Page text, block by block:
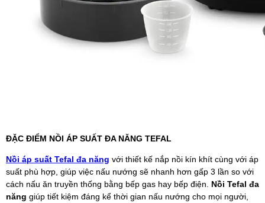
ĐẶC ĐIỂM NỒI ÁP SUẤT ĐA NĂNG TEFAL
Nồi áp suất Tefal đa năng với thiết kế nắp nồi kín khít cùng với áp
suất phù hợp, giúp việc nấu nướng sẽ nhanh hơn gấp 3 lần so với
cách nấu ăn truyền thống bằng bếp gas hay bếp điện. Nồi Tefal đa
năng giúp tiết kiệm đáng kể thời gian nấu nướng cho mọi người,